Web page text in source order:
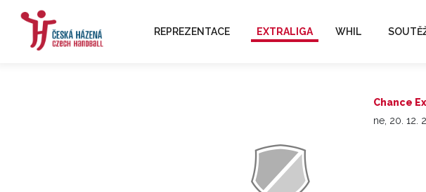
REPREZENTACE EXTRALIGA WHIL
Chance
ne, 20. 12.